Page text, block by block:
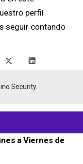
perfil
seguir contando
Security.
a Viernes de